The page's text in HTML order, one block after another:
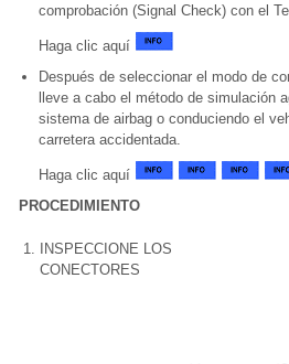
comprobación (Signal Check) con el
Haga clic aquí
Después de seleccionar el modo de
lleve a cabo el método de simulación
sistema de airbag o conduciendo el
carretera accidentada.
Haga clic aquí
PROCEDIMIENTO
1.
INSPECCIONE LOS
CONECTORES